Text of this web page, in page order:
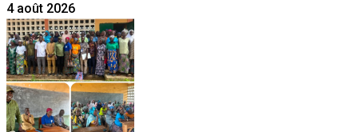
4 août 2026